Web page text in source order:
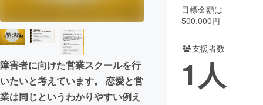
CAMPFIRE for Social Good
CAMPFIRE Creation
CAMPFIREふるさと納税machi-ya コミュニティ
障害者に向けた営業スクールを行
いたいと考えています。 恋愛と営
業は同じというわかりやすい例え
目標金額は
500,000円
支援者数
1人